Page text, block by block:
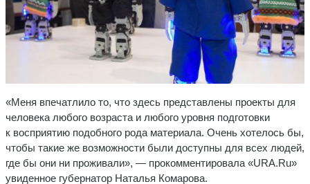
«Меня впечатлило то, что здесь представлены проекты для
человека любого возраста и любого уровня подготовки
к восприятию подобного рода материала. Очень хотелось бы,
чтобы такие же возможности были доступны для всех людей,
где бы они ни проживали», — прокомментировала «URA.Ru»
увиденное губернатор Наталья Комарова.